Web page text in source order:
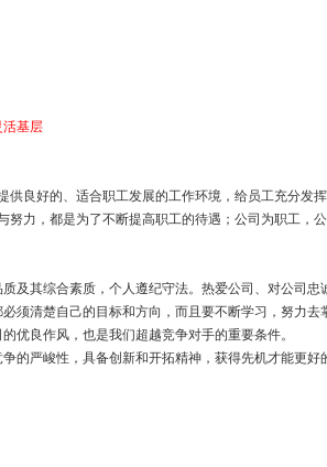
活基层
供良好的、适合职工发展的工作环境，给员工充分发
努力，都是为了不断提高职工的待遇；公司为职工，
及其综合素质，个人遵纪守法。热爱公司、对公司
须清楚自己的目标和方向，而且要不断学习，努力去
优良作风，也是我们超越竞争对手的重要条件。
的严峻性，具备创新和开拓精神，获得先机才能更好